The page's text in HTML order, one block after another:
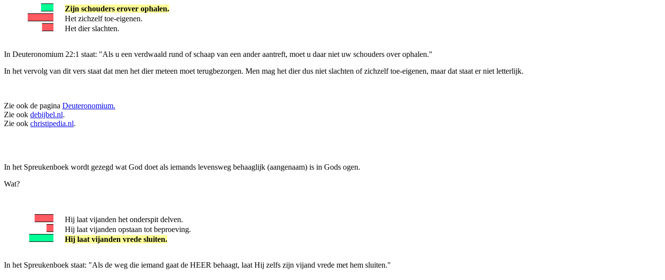
Zijn schouders erover ophalen.
Het zichzelf toe-eigenen.
Het dier slachten.
In Deuteronomium 22:1 staat: "Als u een verdwaald rund of schaap van een ander aantreft, moet u daar niet uw schouders over ophalen."
In het vervolg van dit vers staat dat men het dier meteen moet terugbezorgen. Men mag het dier dus niet slachten of zichzelf toe-eigenen, maar dat staat er niet letterlijk.
Zie ook de pagina Deuteronomium.
Zie ook debijbel.nl.
Zie ook christipedia.nl.
In het Spreukenboek wordt gezegd wat God doet als iemands levensweg behaaglijk (aangenaam) is in Gods ogen.
Wat?
Hij laat vijanden het onderspit delven.
Hij laat vijanden opstaan tot beproeving.
Hij laat vijanden vrede sluiten.
In het Spreukenboek staat: "Als de weg die iemand gaat de HEER behaagt, laat Hij zelfs zijn vijand vrede met hem sluiten."